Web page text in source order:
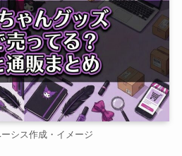
シス作成・イメージ